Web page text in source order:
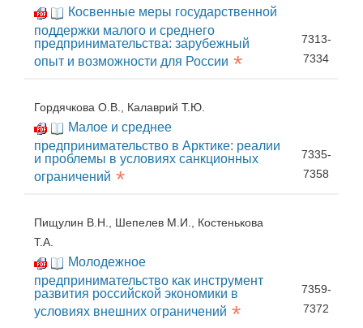
Косвенные меры государственной
поддержки малого и среднего
предпринимательства: зарубежный
опыт и возможности для России *
7313-
7334
Гордячкова О.В., Калаврий Т.Ю.
Малое и среднее
предпринимательство в Арктике: реалии
и проблемы в условиях санкционных
ограничений *
7335-
7358
Пищулин В.Н., Шепелев М.И., Костенькова
Т.А.
Молодежное
предпринимательство как инструмент
развития российской экономики в
условиях внешних ограничений *
7359-
7372